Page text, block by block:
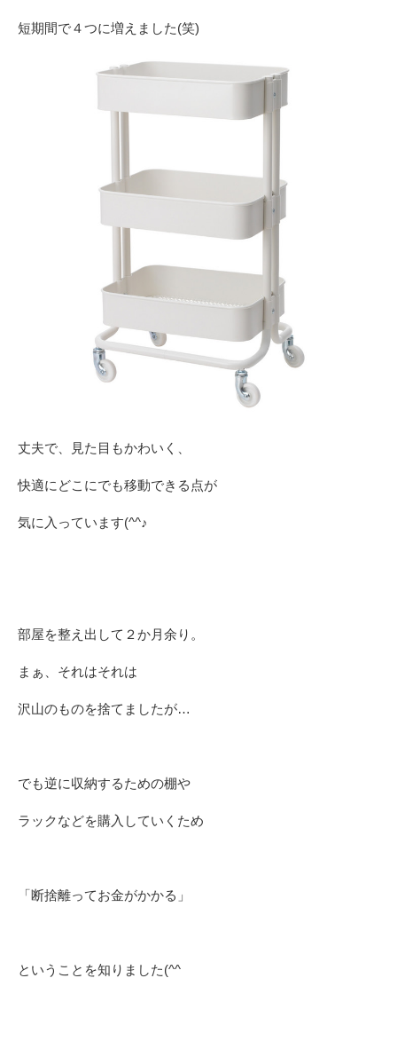
短期間で４つに増えました(笑)
丈夫で、見た目もかわいく、
快適にどこにでも移動できる点が
気に入っています(^^♪
部屋を整え出して２か月余り。
まぁ、それはそれは
沢山のものを捨てましたが…
でも逆に収納するための棚や
ラックなどを購入していくため
「断捨離ってお金がかかる」
ということを知りました(^^ゞ